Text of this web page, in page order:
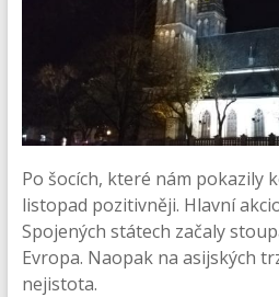
Po šocích, které nám pokazily
listopad pozitivněji. Hlavní
Spojených státech začaly
Evropa. Naopak na asijských
nejistota.